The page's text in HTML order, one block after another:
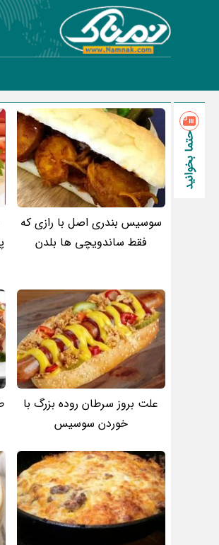
حتما بخوانید
سوسیس بندری اصل با رازی که
فقط ساندویچی ها بلدن
علت بروز سرطان روده بزرگ با
خوردن سوسیس